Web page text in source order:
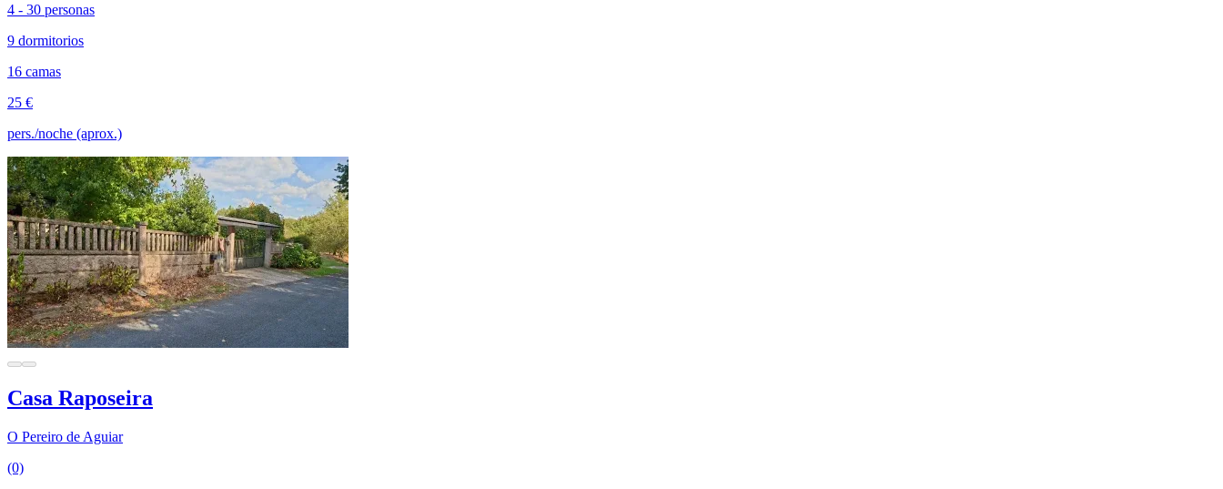
4 - 30 personas
9 dormitorios
16 camas
25 €
pers./noche (aprox.)
Casa Raposeira
O Pereiro de Aguiar
(0)